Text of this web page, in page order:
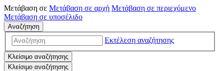
Μετάβαση σε Μετάβαση σε αρχή Μετάβαση σε περιεχόμενο
Μετάβαση σε υποσέλιδο
Αναζήτηση
Εκτέλεση αναζήτησης
Κλείσιμο αναζήτησης
Κλείσιμο αναζήτησης